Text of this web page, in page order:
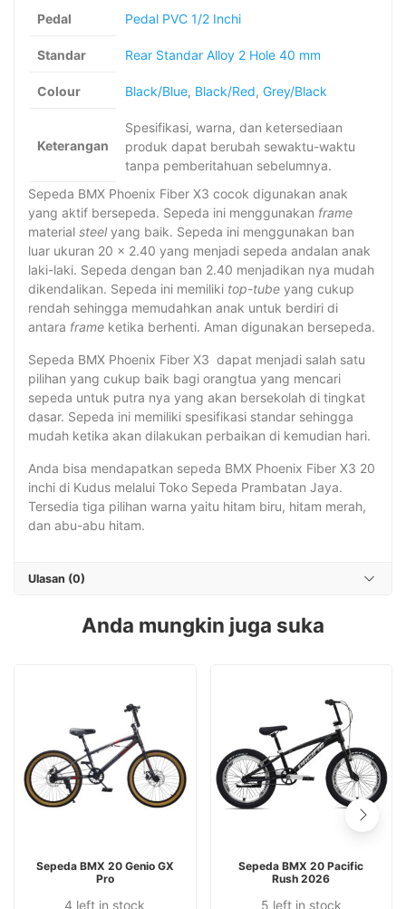
Pedal Pedal PVC 1/2 Inchi
Standar Rear Standar Alloy 2 Hole 40 mm
Colour Black/Blue, Black/Red, Grey/Black
Keterangan
Spesifikasi, warna, dan ketersediaan
produk dapat berubah sewaktu-waktu
tanpa pemberitahuan sebelumnya.
Sepeda BMX Phoenix Fiber X3 cocok digunakan anak
yang aktif bersepeda. Sepeda ini menggunakan frame
material steelyang baik. Sepeda ini menggunakan ban
luar ukuran 20 x 2.40 yang menjadi sepeda andalan anak
laki-laki. Sepeda dengan ban 2.40 menjadikan nya mudah
dikendalikan. Sepeda ini memiliki top-tube yang cukup
rendah sehingga memudahkan anak untuk berdiri di
antara frame ketika berhenti. Aman digunakan bersepeda.
Sepeda BMX Phoenix Fiber X3 dapat menjadi salah satu
pilihan yang cukup baik bagi orangtua yang mencari
sepeda untuk putra nya yang akan bersekolah di tingkat
dasar. Sepeda ini memiliki spesifikasi standar sehingga
mudah ketika akan dilakukan perbaikan di kemudian hari.
Anda bisa mendapatkan sepeda BMX Phoenix Fiber X3 20
inchi di Kudus melalui Toko Sepeda Prambatan Jaya.
Tersedia tiga pilihan warna yaitu hitam biru, hitam merah,
dan abu-abu hitam.
Ulasan (0)
Anda mungkin juga suka
PILIH OPSI
Sepeda BMX 20 Genio GX
Pro
4 left in stock
PILIH OPSI
Sepeda BMX 20 Pacific
Rush 2026
5 left in stock